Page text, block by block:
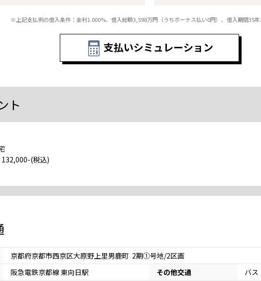
※上記支払例の借入条件：金利1.000%、借入総額3,598万円（うちボーナス払い0円）、借入期間35
支払いシミュレーション
ト
(税込)
京都府京都市西京区大原野上里男鹿町 2期①号地/2区画
阪急電鉄京都線 東向日駅 その他交通
バス